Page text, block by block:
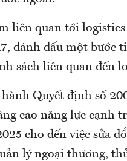
liên quan tới logistics
đánh dấu một bước
sách liên quan đến
Quyết định số
cao năng lực cạnh
cho đến việc sửa
lý ngoại thương,